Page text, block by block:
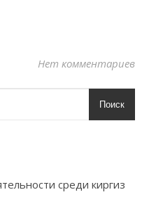
Нет комментариев
Поиск
среди киргиз